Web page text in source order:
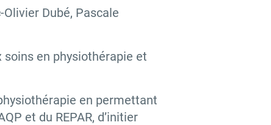
Dubé, Pascale
en physiothérapie et
en permettant
et du REPAR, d’initier